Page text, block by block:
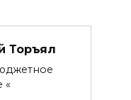
Торъял
«